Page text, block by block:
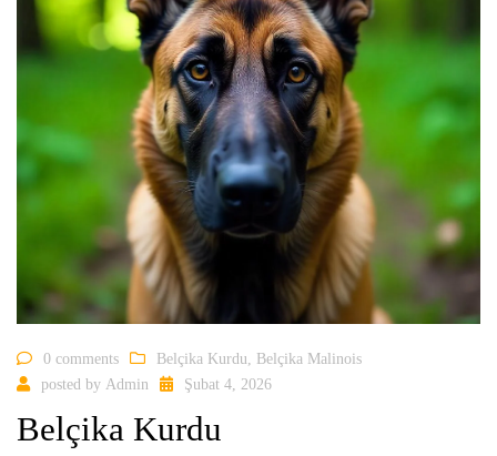
0 comments Belçika Kurdu
Belçika Malinois
posted by Admin Şubat 4, 2026
Belçika Kurdu